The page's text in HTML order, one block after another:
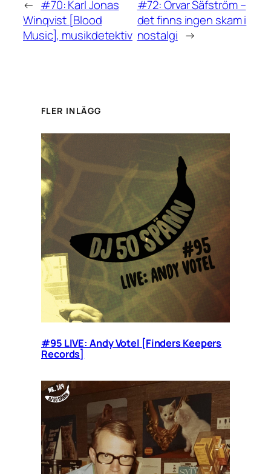
← #70: Karl Jonas
Winqvist [Blood
Music], musikdetektiv
#72: Orvar Säfström –
det finns ingen skam i
nostalgi →
FLER INLÄGG
#95 LIVE: Andy Votel [Finders Keepers
Records]